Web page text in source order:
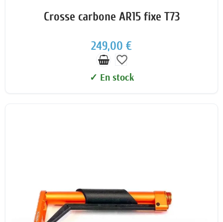
Crosse carbone AR15 fixe T73
249,00 €
favorite_border
✓ En stock